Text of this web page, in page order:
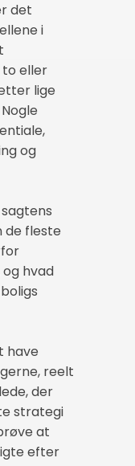
det
i
eller
lige
og
de fleste
hvad
have
reelt
der
strategi
at
efter